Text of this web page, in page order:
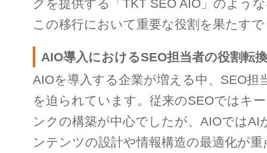
グを提供する「TKT SEO AIO」のよう
この移行において重要な役割を果たす
AIO導入におけるSEO担当者の役割転換
AIOを導入する企業が増える中、SEO担
を迫られています。従来のSEOではキ
ンクの構築が中心でしたが、AIOではAI
ンテンツの設計や情報構造の最適化が